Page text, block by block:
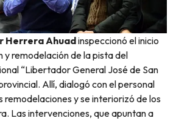
Herrera Ahuadinspeccionó el inicio
y remodelación de la pista del
“Libertador General José de San
Allí, dialogó con el personal
remodelaciones y se interiorizó de los
Las intervenciones, que apuntan a